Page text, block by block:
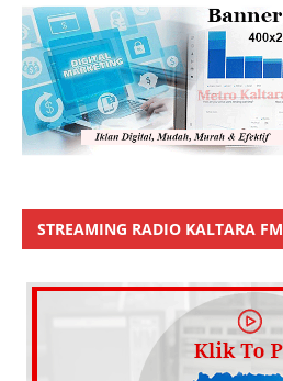
STREAMING RADIO KALTARA FM